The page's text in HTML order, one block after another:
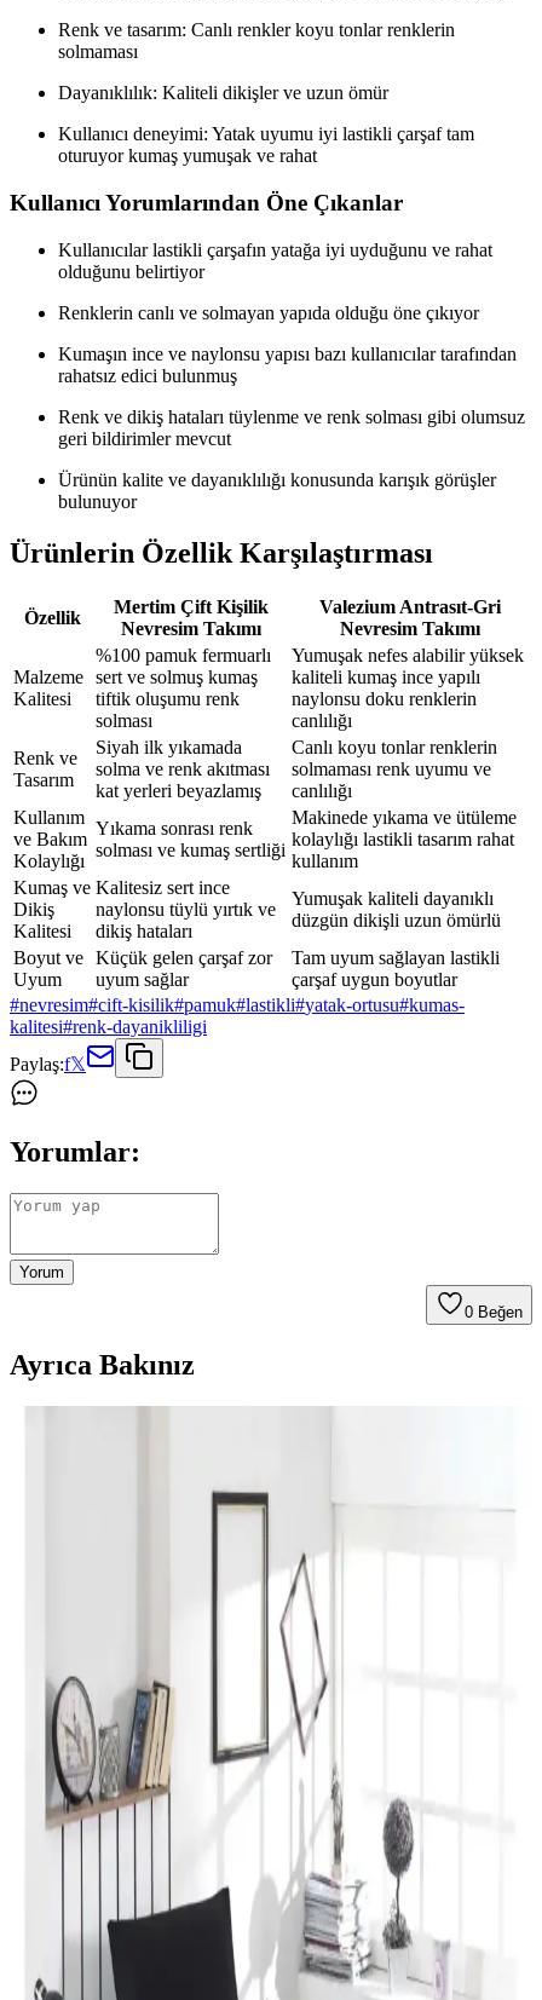
Renk ve tasarım: Canlı renkler koyu tonlar renklerin
solmaması
Dayanıklılık: Kaliteli dikişler ve uzun ömür
Kullanıcı deneyimi: Yatak uyumu iyi lastikli çarşaf tam
oturuyor kumaş yumuşak ve rahat
Kullanıcı Yorumlarından Öne Çıkanlar
Kullanıcılar lastikli çarşafın yatağa iyi uyduğunu ve rahat
olduğunu belirtiyor
Renklerin canlı ve solmayan yapıda olduğu öne çıkıyor
Kumaşın ince ve naylonsu yapısı bazı kullanıcılar tarafından
rahatsız edici bulunmuş
Renk ve dikiş hataları tüylenme ve renk solması gibi olumsuz
geri bildirimler mevcut
Ürünün kalite ve dayanıklılığı konusunda karışık görüşler
bulunuyor
Ürünlerin Özellik Karşılaştırması
Özellik
Mertim Çift Kişilik
Nevresim Takımı
Valezium Antrasıt-Gri
Nevresim Takımı
Malzeme
Kalitesi
%100 pamuk fermuarlı
sert ve solmuş kumaş
tiftik oluşumu renk
solması
Yumuşak nefes alabilir yüksek
kaliteli kumaş ince yapılı
naylonsu doku renklerin
canlılığı
Renk ve
Tasarım
Siyah ilk yıkamada
solma ve renk akıtması
kat yerleri beyazlamış
Canlı koyu tonlar renklerin
solmaması renk uyumu ve
canlılığı
Kullanım
ve Bakım
Kolaylığı
Yıkama sonrası renk
solması ve kumaş sertliği
Makinede yıkama ve ütüleme
kolaylığı lastikli tasarım rahat
kullanım
Kumaş ve
Dikiş
Kalitesi
Kalitesiz sert ince
naylonsu tüylü yırtık ve
dikiş hataları
Yumuşak kaliteli dayanıklı
düzgün dikişli uzun ömürlü
Boyut ve
Uyum
Küçük gelen çarşaf zor
uyum sağlar
Tam uyum sağlayan lastikli
çarşaf uygun boyutlar
#nevresim#cift-kisilik#pamuk#lastikli#yatak-ortusu#kumas-
kalitesi#renk-dayanikliligi
Paylaş:f𝕏
Yorumlar:
Yorum
0 Beğen
Ayrıca Bakınız
Perde ve nevresim uyumu, krem ve magnolia tonlarındaki odalarda
uyumlu renk ve desen önerileri sunulmaktadır.
Yılbaşı Nevresimleri ile Ev Dekorasyonunuzu
Geliştirin ve Atmosferinizi Zenginleştirin
Yılbaşı nevresimleri, renk, motif ve malzeme seçimleriyle evinizde
özel bir atmosfer yaratır. Dekorasyon detaylarıyla yılbaşı ruhunu
yansıtın ve yeni yılı sevdiklerinizle kutlayın.
Karaca Home Lavin %100 Pamuk Çift Kişilik
Nevresim Takımı Modern ve Şık Tasarım
Karaca Home’un Lavin nevresim takımı, %100 pamuklu kumaşı,
Adaçayı rengi ve modern tasarımıyla yatak odalarına şıklık ve
rahatlık katıyor. Uzun ömürlü ve kolay bakım özellikleriyle ideal bir
Özdilek Colormix ve Valoroso Çift Kişilik Nevresim
Takımları Karşılaştırması